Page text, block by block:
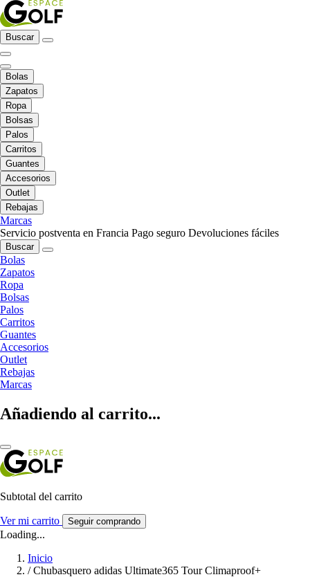
Buscar
Bolas
Zapatos
Ropa
Bolsas
Palos
Carritos
Guantes
Accesorios
Outlet
Rebajas
Marcas
Servicio postventa en Francia Pago seguro Devoluciones fáciles
Buscar
Bolas
Zapatos
Ropa
Bolsas
Palos
Carritos
Guantes
Accesorios
Outlet
Rebajas
Marcas
Añadiendo al carrito...
Subtotal del carrito
Ver mi carrito Seguir comprando
Loading...
Inicio
/ Chubasquero adidas Ultimate365 Tour Climaproof+